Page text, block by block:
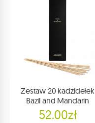
Zestaw 20 kadzidełek
Bazil and Mandarin
52.00zł